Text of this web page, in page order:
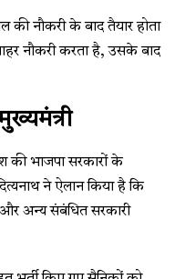
नौकरी के बाद तैयार होता
नौकरी करता है, उसके बाद
की भाजपा सरकारों के
ने ऐलान किया है कि
अन्य संबंधित सरकारी